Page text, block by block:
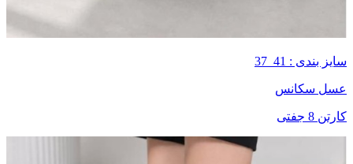
سایز بندی : 41_37
عسل سکانس
کارتن 8 جفتی